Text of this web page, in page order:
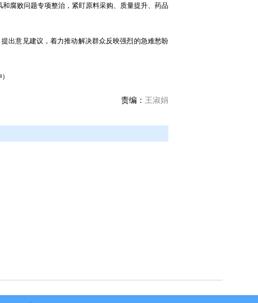
腐败问题专项整治，紧盯原料采购、质量提升、药品
出意见建议，着力推动解决群众反映强烈的急难愁盼
责编： 王淑娟